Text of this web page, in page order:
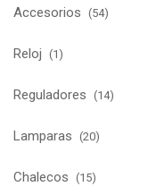
Accesorios (54)
Reloj (1)
Reguladores (14)
Lamparas (20)
Chalecos (15)